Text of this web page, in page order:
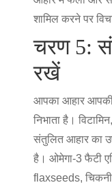
शामिल करने पर
चरण 5:
रखें
आपका आहार आपकी
निभाता है।
संतुलित आहार का
है। ओमेगा-3 फैटी
flaxseeds,